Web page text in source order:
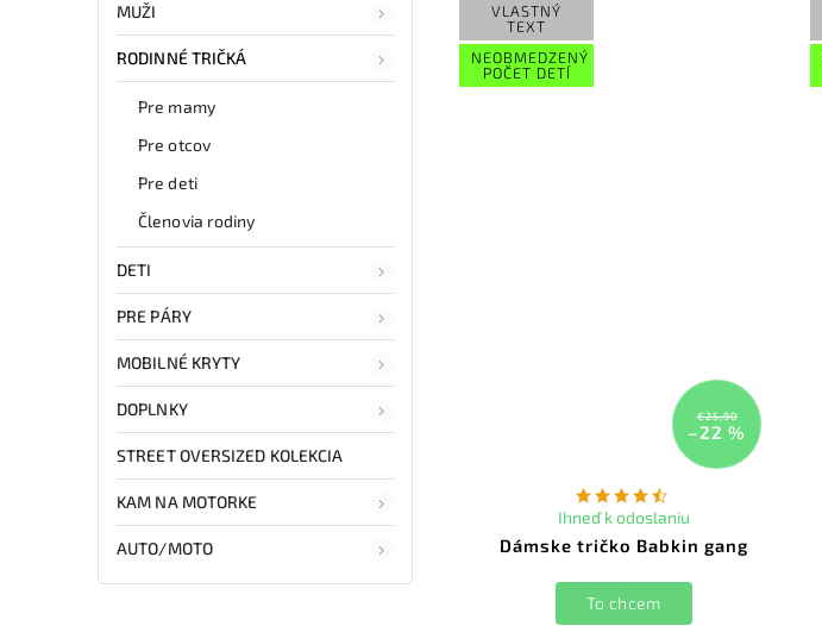
MUŽI
RODINNÉ TRIČKÁ
Pre mamy
Pre otcov
Pre deti
Členovia rodiny
DETI
PRE PÁRY
MOBILNÉ KRYTY
DOPLNKY
STREET OVERSIZED KOLEKCIA
KAM NA MOTORKE
AUTO/MOTO
VLASTNÝ
TEXT
NEOBMEDZENÝ
POČET DETÍ
€25,90
–22 %
Dámske tričko Babkin gang
Ihneď k odoslaniu
To chcem